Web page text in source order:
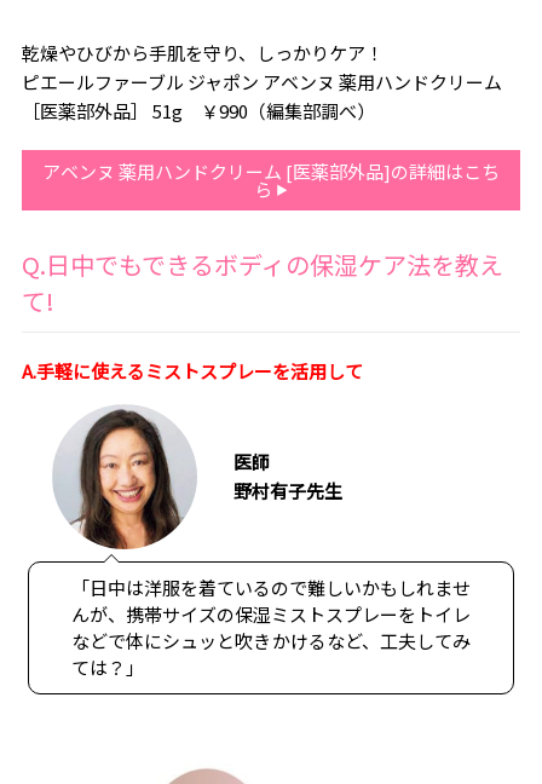
乾燥やひびから手肌を守り、しっかりケア！
ピエールファーブル ジャポン アベンヌ 薬用ハンドクリーム
［医薬部外品］ 51g ￥990（編集部調べ）
アベンヌ 薬用ハンドクリーム [医薬部外品]の詳細はこち
ら
Q.日中でもできるボディの保湿ケア法を教え
て!
A.手軽に使えるミストスプレーを活用して
医師
野村有子先生
「日中は洋服を着ているので難しいかもしれませ
んが、携帯サイズの保湿ミストスプレーをトイレ
などで体にシュッと吹きかけるなど、工夫してみ
ては？」